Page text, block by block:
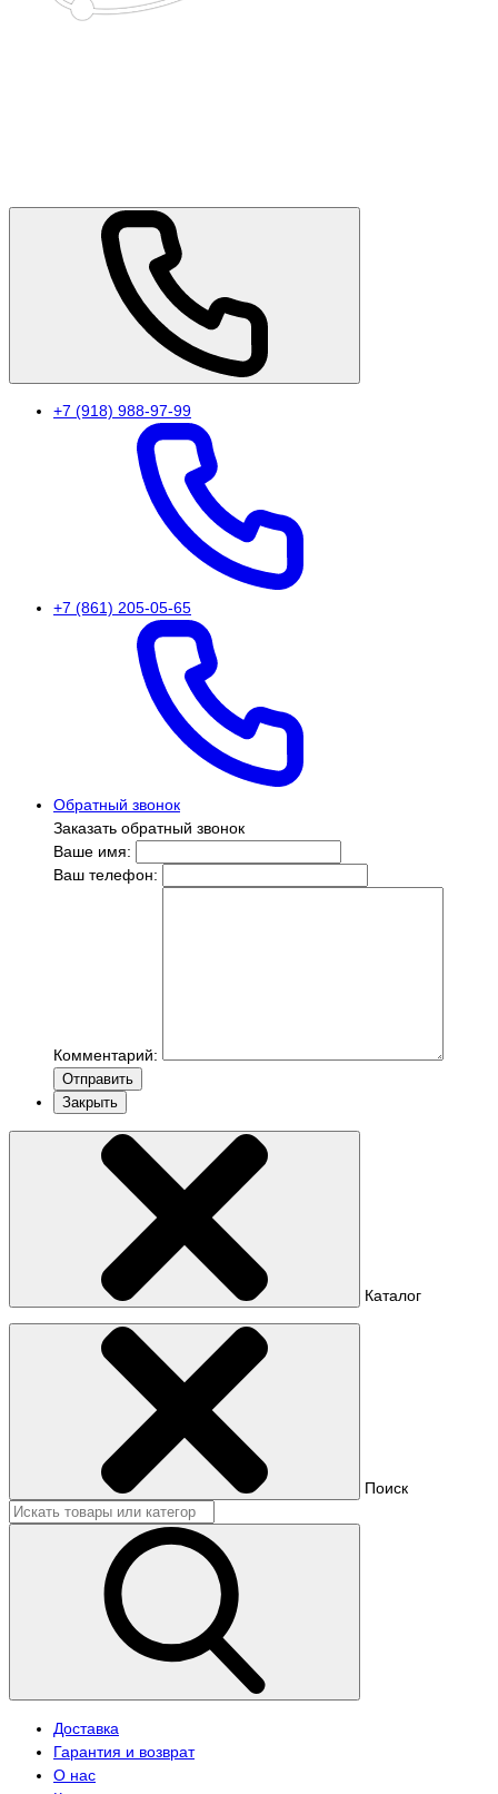
+7 (918) 988-97-99
+7 (861) 205-05-65
Обратный звонок
Заказать обратный звонок
Ваше имя:
Ваш телефон:
Комментарий:
Отправить
Закрыть
Каталог
Поиск
Доставка
Гарантия и возврат
О нас